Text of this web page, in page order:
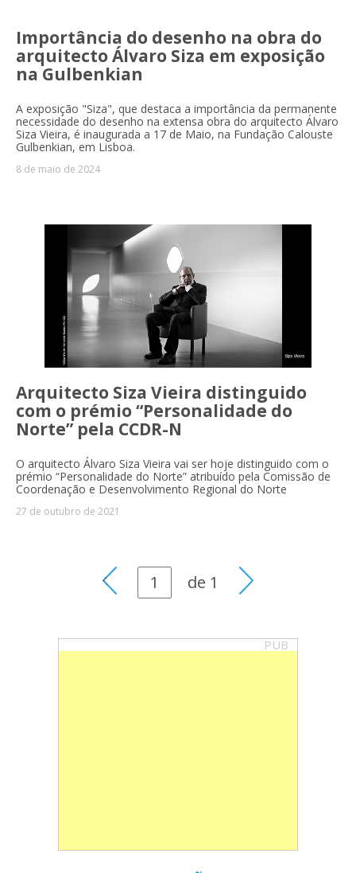
Importância do desenho na obra do
arquitecto Álvaro Siza em exposição
na Gulbenkian
A exposição "Siza", que destaca a importância da permanente
necessidade do desenho na extensa obra do arquitecto Álvaro
Siza Vieira, é inaugurada a 17 de Maio, na Fundação Calouste
Gulbenkian, em Lisboa.
8 de maio de 2024
Arquitecto Siza Vieira distinguido
com o prémio “Personalidade do
Norte” pela CCDR-N
O arquitecto Álvaro Siza Vieira vai ser hoje distinguido com o
prémio “Personalidade do Norte” atribuído pela Comissão de
Coordenação e Desenvolvimento Regional do Norte
27 de outubro de 2021
de 1
PUB